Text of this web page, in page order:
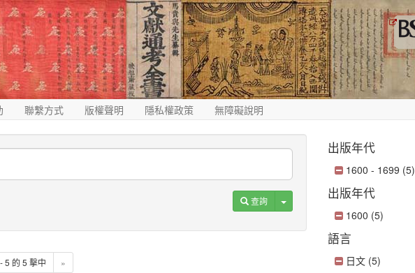
聯繫方式 版權聲明 隱私權政策 無障礙說明
查詢 Toggle Dropdown
5 的 5 擊中 »
出版年代
1600 - 1699 (5)
出版年代
1600 (5)
語言
日文 (5)